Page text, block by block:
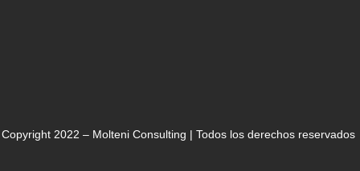
Copyright 2022 – Molteni Consulting | Todos los derechos reservados